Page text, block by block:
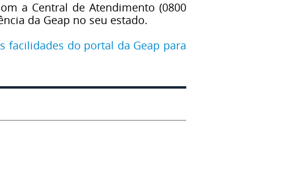
a Central de Atendimento (0800
da Geap no seu estado.
facilidades do portal da Geap para